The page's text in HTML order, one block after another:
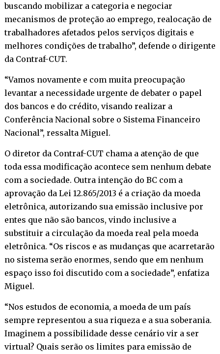
buscando mobilizar a categoria e negociar
mecanismos de proteção ao emprego, realocação de
trabalhadores afetados pelos serviços digitais e
melhores condições de trabalho”, defende o dirigente
da Contraf-CUT.
“Vamos novamente e com muita preocupação
levantar a necessidade urgente de debater o papel
dos bancos e do crédito, visando realizar a
Conferência Nacional sobre o Sistema Financeiro
Nacional”, ressalta Miguel.
O diretor da Contraf-CUT chama a atenção de que
toda essa modificação acontece sem nenhum debate
com a sociedade. Outra intenção do BC com a
aprovação da Lei 12.865/2013 é a criação da moeda
eletrônica, autorizando sua emissão inclusive por
entes que não são bancos, vindo inclusive a
substituir a circulação da moeda real pela moeda
eletrônica. “Os riscos e as mudanças que acarretarão
no sistema serão enormes, sendo que em nenhum
espaço isso foi discutido com a sociedade”, enfatiza
Miguel.
“Nos estudos de economia, a moeda de um país
sempre representou a sua riqueza e a sua soberania.
Imaginem a possibilidade desse cenário vir a ser
virtual? Quais serão os limites para emissão de